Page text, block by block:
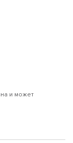
и может